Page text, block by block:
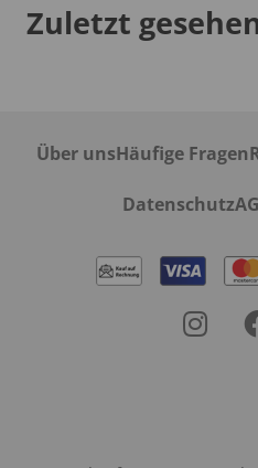
Zuletzt
Über unsHäufige Fragen
Datenschutz